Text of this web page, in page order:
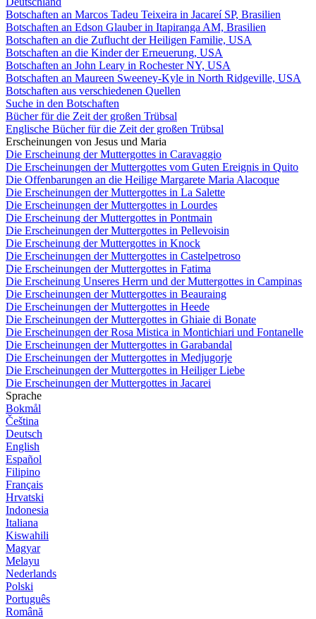
Botschaften an Marcos Tadeu Teixeira in Jacareí SP, Brasilien
Botschaften an Edson Glauber in Itapiranga AM, Brasilien
Botschaften an die Zuflucht der Heiligen Familie, USA
Botschaften an die Kinder der Erneuerung, USA
Botschaften an John Leary in Rochester NY, USA
Botschaften an Maureen Sweeney-Kyle in North Ridgeville, USA
Botschaften aus verschiedenen Quellen
Suche in den Botschaften
Bücher für die Zeit der großen Trübsal
Englische Bücher für die Zeit der großen Trübsal
Erscheinungen von Jesus und Maria
Die Erscheinung der Muttergottes in Caravaggio
Die Erscheinungen der Muttergottes vom Guten Ereignis in Quito
Die Offenbarungen an die Heilige Margarete Maria Alacoque
Die Erscheinungen der Muttergottes in La Salette
Die Erscheinungen der Muttergottes in Lourdes
Die Erscheinung der Muttergottes in Pontmain
Die Erscheinungen der Muttergottes in Pellevoisin
Die Erscheinung der Muttergottes in Knock
Die Erscheinungen der Muttergottes in Castelpetroso
Die Erscheinungen der Muttergottes in Fatima
Die Erscheinung Unseres Herrn und der Muttergottes in Campinas
Die Erscheinungen der Muttergottes in Beauraing
Die Erscheinungen der Muttergottes in Heede
Die Erscheinungen der Muttergottes in Ghiaie di Bonate
Die Erscheinungen der Rosa Mistica in Montichiari und Fontanelle
Die Erscheinungen der Muttergottes in Garabandal
Die Erscheinungen der Muttergottes in Medjugorje
Die Erscheinungen der Muttergottes in Heiliger Liebe
Die Erscheinungen der Muttergottes in Jacarei
Sprache
Bokmål
Čeština
Deutsch
English
Español
Filipino
Français
Hrvatski
Indonesia
Italiana
Kiswahili
Magyar
Melayu
Nederlands
Polski
Português
Română